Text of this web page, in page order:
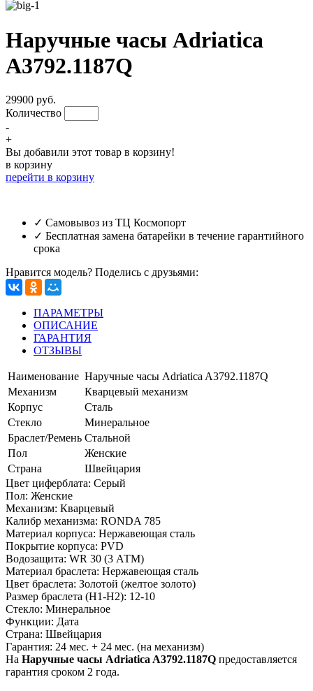
Наручные часы Adriatica
A3792.1187Q
29900 руб.
Количество
-
+
Вы добавили этот товар в корзину!
в корзину
перейти в корзину
✓ Самовывоз из ТЦ Космопорт
✓ Бесплатная замена батарейки в течение гарантийного
срока
Нравится модель? Поделись с друзьями:
ПАРАМЕТРЫ
ОПИСАНИЕ
ГАРАНТИЯ
ОТЗЫВЫ
Наименование Наручные часы Adriatica A3792.1187Q
Механизм
Кварцевый механизм
Корпус
Сталь
Стекло
Минеральное
Браслет/Ремень Стальной
Пол
Женские
Страна
Швейцария
Цвет циферблата: Серый
Пол: Женские
Механизм: Кварцевый
Калибр механизма: RONDA 785
Материал корпуса: Нержавеющая сталь
Покрытие корпуса: PVD
Водозащита: WR 30 (3 АТМ)
Материал браслета: Нержавеющая сталь
Цвет браслета: Золотой (желтое золото)
Размер браслета (H1-H2): 12-10
Стекло: Минеральное
Функции: Дата
Страна: Швейцария
Гарантия: 24 мес. + 24 мес. (на механизм)
На Наручные часы Adriatica A3792.1187Q предоставляется
гарантия сроком 2 года.